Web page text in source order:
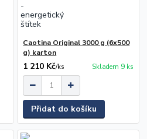
Caotina Original 3000 g (6x500
g) karton
1 210 Kč/ks Skladem 9 ks
Přidat do košíku